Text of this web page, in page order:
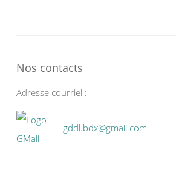
Nos contacts
Adresse courriel :
gddl.bdx@gmail.com